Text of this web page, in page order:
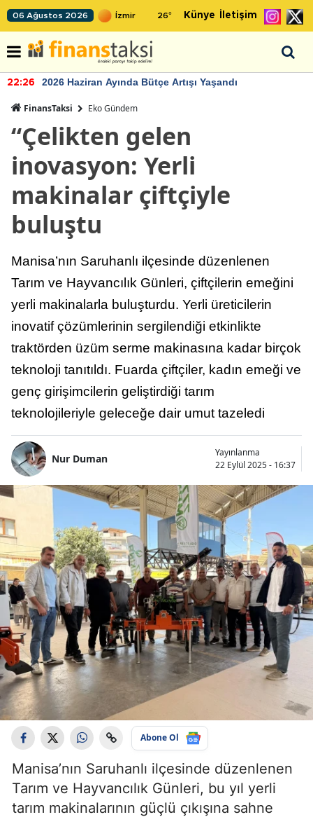
06 Ağustos 2026 26° Künye İletişim
22:26 2026 Haziran Ayında Bütçe Artışı Yaşandı
FinansTaksi Eko Gündem
“Çelikten gelen
inovasyon: Yerli
makinalar çiftçiyle
buluştu
Manisa’nın Saruhanlı ilçesinde düzenlenen
Tarım ve Hayvancılık Günleri, çiftçilerin emeğini
yerli makinalarla buluşturdu. Yerli üreticilerin
inovatif çözümlerinin sergilendiği etkinlikte
traktörden üzüm serme makinasına kadar birçok
teknoloji tanıtıldı. Fuarda çiftçiler, kadın emeği ve
genç girişimcilerin geliştirdiği tarım
teknolojileriyle geleceğe dair umut tazeledi
Nur Duman
Yayınlanma
22 Eylül 2025 - 16:37
Abone Ol
Manisa’nın Saruhanlı ilçesinde düzenlenen
Tarım ve Hayvancılık Günleri, bu yıl yerli
tarım makinalarının güçlü çıkışına sahne